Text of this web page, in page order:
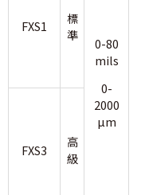
FXS1
標
準
0-80
mils
0-
2000
µm
FXS3
高
級